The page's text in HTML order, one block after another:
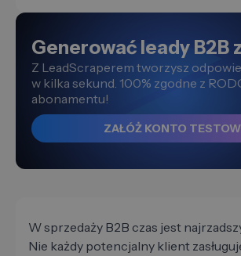
Generować leady B2B
Z LeadScraperem tworzysz
w kilka sekund. 100% zgodne z
abonamentu!
ZAŁÓŻ KONTO
W sprzedaży B2B czas jest
Nie każdy potencjalny klient